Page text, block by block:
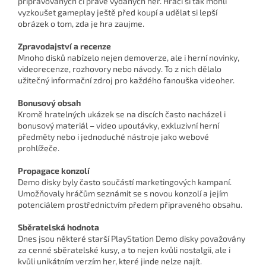
vyzkoušet gameplay ještě před koupí a udělat si lepší
obrázek o tom, zda je hra zaujme.
Zpravodajství a recenze
Mnoho disků nabízelo nejen demoverze, ale i herní novinky,
videorecenze, rozhovory nebo návody. To z nich dělalo
užitečný informační zdroj pro každého fanouška videoher.
Bonusový obsah
Kromě hratelných ukázek se na discích často nacházel i
bonusový materiál – video upoutávky, exkluzivní herní
předměty nebo i jednoduché nástroje jako webové
prohlížeče.
Propagace konzolí
Demo disky byly často součástí marketingových kampaní.
Umožňovaly hráčům seznámit se s novou konzolí a jejím
potenciálem prostřednictvím předem připraveného obsahu.
Sběratelská hodnota
Dnes jsou některé starší PlayStation Demo disky považovány
za cenné sběratelské kusy, a to nejen kvůli nostalgii, ale i
kvůli unikátním verzím her, které jinde nelze najít.